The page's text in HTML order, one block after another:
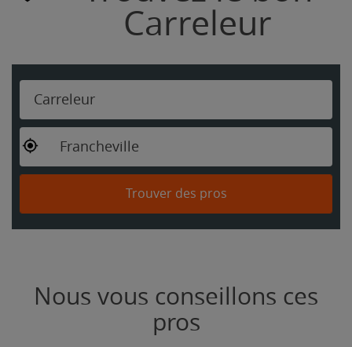
Carreleur
Carreleur
Francheville
Trouver des pros
Nous vous conseillons ces
pros